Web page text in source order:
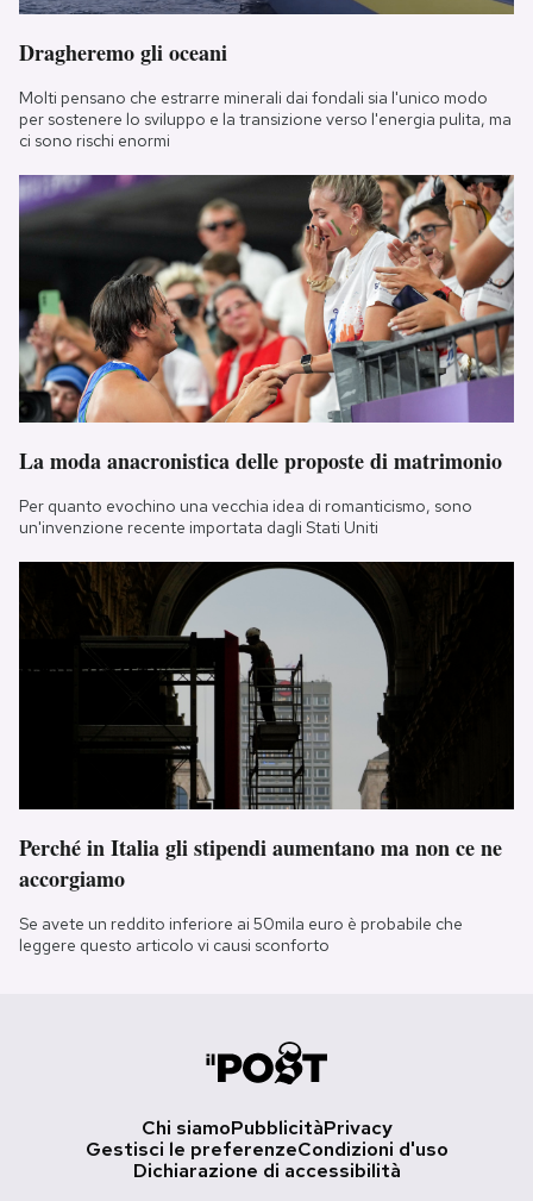
Dragheremo gli oceani
Molti pensano che estrarre minerali dai fondali sia l'unico modo
per sostenere lo sviluppo e la transizione verso l'energia pulita, ma
ci sono rischi enormi
La moda anacronistica delle proposte di matrimonio
Per quanto evochino una vecchia idea di romanticismo, sono
un'invenzione recente importata dagli Stati Uniti
Perché in Italia gli stipendi aumentano ma non ce ne
accorgiamo
Se avete un reddito inferiore ai 50mila euro è probabile che
leggere questo articolo vi causi sconforto
Chi siamoPubblicitàPrivacy
Gestisci le preferenzeCondizioni d'uso
Dichiarazione di accessibilità